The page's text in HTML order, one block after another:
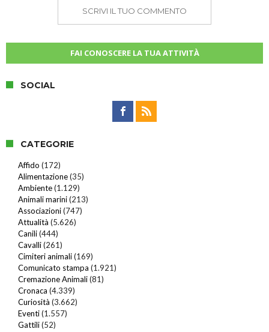
SCRIVI IL TUO COMMENTO
FAI CONOSCERE LA TUA ATTIVITÀ
SOCIAL
CATEGORIE
Affido (172)
Alimentazione(35)
Ambiente(1.129)
Animali marini(213)
Associazioni(747)
Attualità (5.626)
Canili(444)
Cavalli(261)
Cimiteri animali(169)
Comunicato stampa (1.921)
Cremazione Animali(81)
Cronaca (4.339)
Curiosità (3.662)
Eventi(1.557)
Gattili(52)